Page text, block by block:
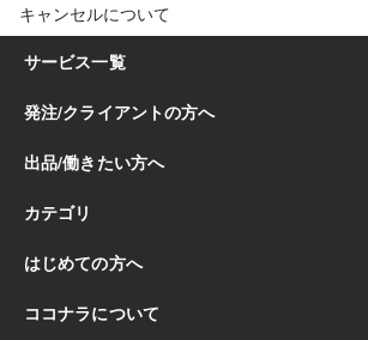
キャンセルについて